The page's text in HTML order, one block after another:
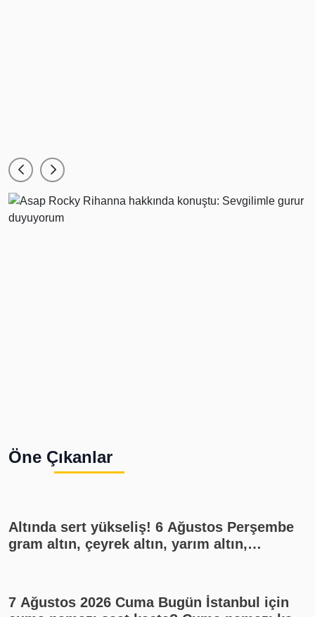
Öne Çıkanlar
Altında sert yükseliş! 6 Ağustos Perşembe
gram altın, çeyrek altın, yarım altın,
7 Ağustos 2026 Cuma Bugün İstanbul için